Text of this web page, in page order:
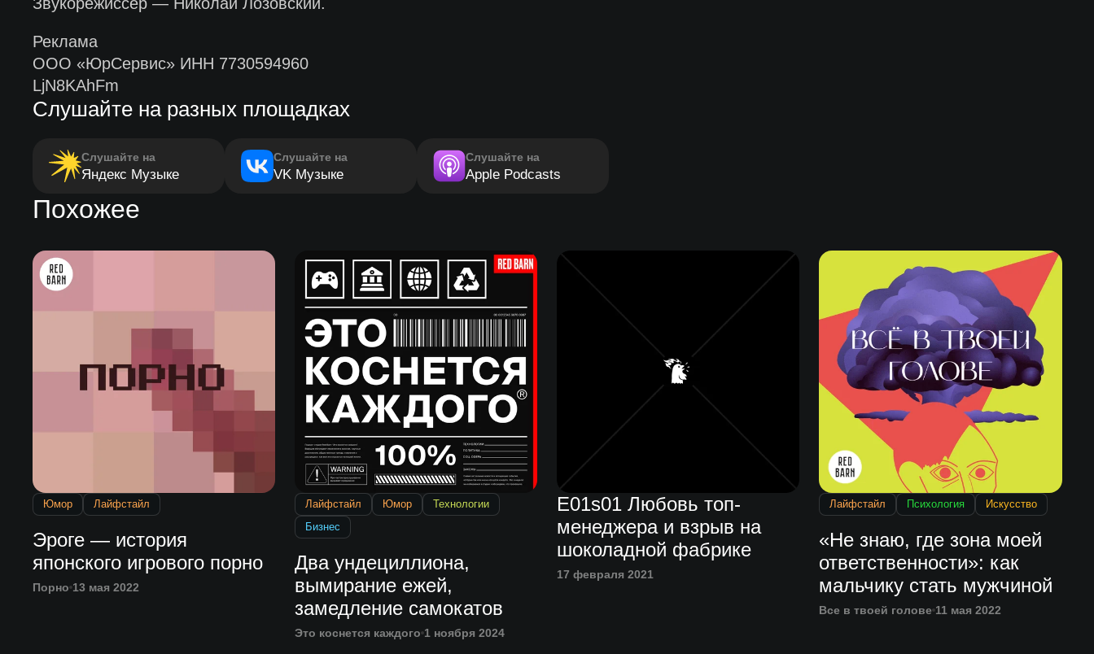
Реклама
ООО «ЮрСервис» ИНН 7730594960
LjN8KAhFm
Слушайте на разных площадках
Слушайте на
Яндекс Музыке
Слушайте на
VK Музыке
Слушайте на
Apple Podcasts
Похожее
Юмор Лайфстайл
Эроге — история
японского игрового порно
Порно 13 мая 2022
Лайфстайл Юмор
Технологии
Бизнес
Два ундециллиона,
вымирание ежей,
замедление самокатов
Это коснется каждого 1 ноября 2024
E01s01 Любовь топ-
менеджера и взрыв на
шоколадной фабрике
17 февраля 2021
Лайфстайл Психология Искусство
«Не знаю, где зона моей
ответственности»: как
мальчику стать мужчиной
Все в твоей голове 11 мая 2022